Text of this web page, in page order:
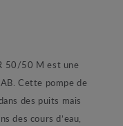
50 M est une
Cette pompe de
des puits mais
des cours d’eau,